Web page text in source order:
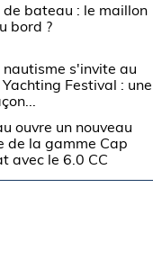
de bateau : le maillon
bord ?
nautisme s'invite au
Festival : une
ouvre un nouveau
de la gamme Cap
avec le 6.0 CC